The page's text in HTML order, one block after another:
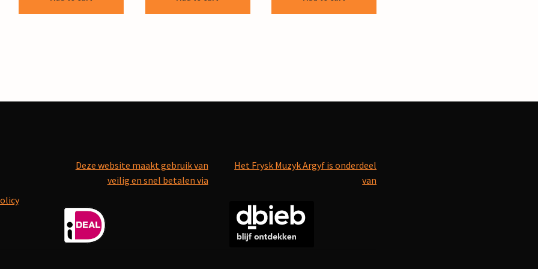
Deze website maakt gebruik van
veilig en snel betalen via
Het Frysk Muzyk Argyf is onderdeel
van